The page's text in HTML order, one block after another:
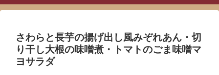
さわらと長芋の揚げ出し風みぞれあん・切
り干し大根の味噌煮・トマトのごま味噌マ
ヨサラダ